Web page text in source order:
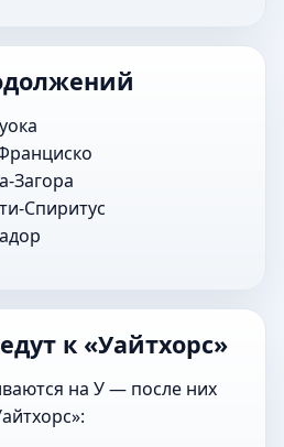
Загора
Спиритус
к «Уайтхорс»
на У — после них